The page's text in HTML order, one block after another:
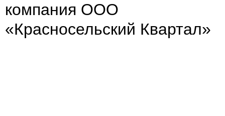
компания ООО
«Красносельский Квартал»